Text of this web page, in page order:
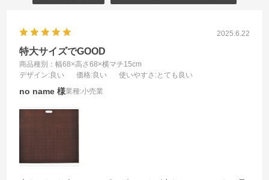
2025.6.22
特大サイズでGOOD
商品種別：幅68×高さ68×横マチ15cm
デザイン:良い 価格:良い 使いやすさ :とても良い
no name 業種:小売業